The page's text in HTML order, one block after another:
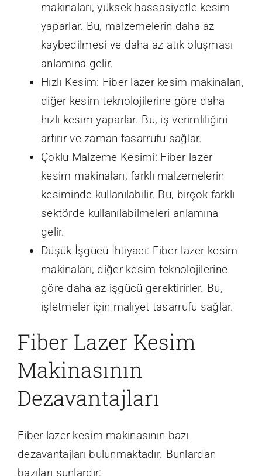
makinaları, yüksek hassasiyetle kesim
yaparlar. Bu, malzemelerin daha az
kaybedilmesi ve daha az atık oluşması
anlamına gelir.
Hızlı Kesim: Fiber lazer kesim makinaları,
diğer kesim teknolojilerine göre daha
hızlı kesim yaparlar. Bu, iş verimliliğini
artırır ve zaman tasarrufu sağlar.
Çoklu Malzeme Kesimi: Fiber lazer
kesim makinaları, farklı malzemelerin
kesiminde kullanılabilir. Bu, birçok farklı
sektörde kullanılabilmeleri anlamına
gelir.
Düşük İşgücü İhtiyacı: Fiber lazer kesim
makinaları, diğer kesim teknolojilerine
göre daha az işgücü gerektirirler. Bu,
işletmeler için maliyet tasarrufu sağlar.
Fiber Lazer Kesim
Makinasının
Dezavantajları
Fiber lazer kesim makinasının bazı
dezavantajları bulunmaktadır. Bunlardan
bazıları şunlardır: